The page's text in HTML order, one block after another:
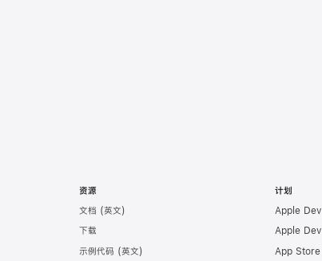
资源
文档
下载
示例代码
计划
Apple
Apple
App